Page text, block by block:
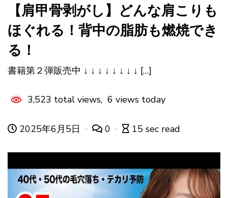
【肩甲骨剥がし】どんな肩こりも
ほぐれる！背中の脂肪も燃焼でき
る！
書籍第２弾販売中 ↓ ↓ ↓ ↓ ↓ ↓ ↓ ↓ […]
3,523 total views, 6 views today
2025年6月5日 0 15 sec read